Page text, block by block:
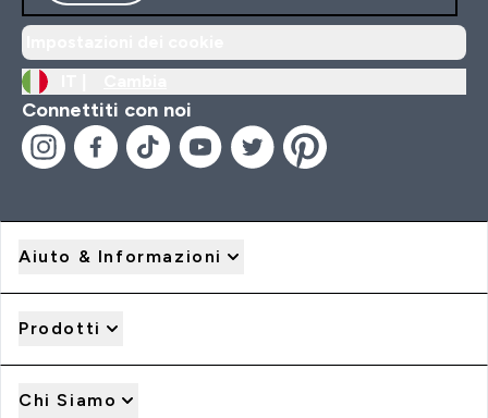
Connettiti con noi
Aiuto & Informazioni
Prodotti
Chi Siamo